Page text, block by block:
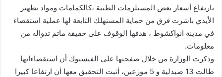
بارتفاع أسعار بعض المستلزمات الطبية ،كالكمامات ومواد تطهير
الأيدي باشرت فرق من حماية المستهلك التابعة لها عملية استقصاء
في مدينة انواكشوط ، هدفها الوقوف على حقيقة ماتم تدواله من
معلومات.
وذكرت الوزارة من خلال صفحتها على الفيسبوك أن استقصاءاتها
طالت 13 صيدلية و 5 موزعين، أثبت التحقيق معها أن ارتفاعا كبيرا